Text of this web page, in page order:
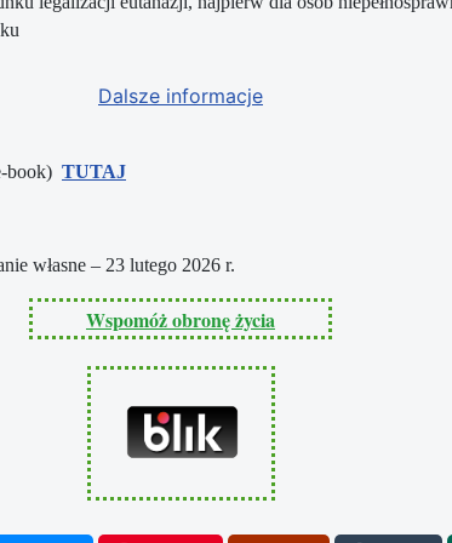
book) TUTAJ
własne – 23 lutego 2026 r.
Wspomóż obronę życia
Dalsze informacje